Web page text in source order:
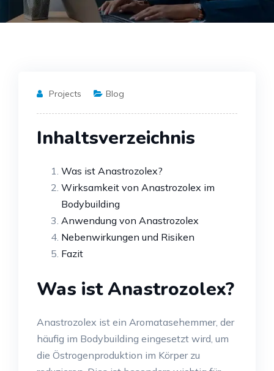
Projects Blog
Inhaltsverzeichnis
Was ist Anastrozolex?
Wirksamkeit von Anastrozolex im
Bodybuilding
Anwendung von Anastrozolex
Nebenwirkungen und Risiken
Fazit
Was ist Anastrozolex?
Anastrozolex ist ein Aromatasehemmer, der
häufig im Bodybuilding eingesetzt wird, um
die Östrogenproduktion im Körper zu